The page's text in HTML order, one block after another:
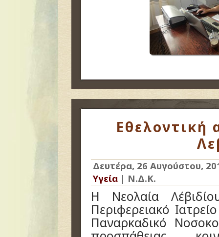
Εθελοντική
Δευτέρα, 26 Αυγούστου,
Υγεία | Ν.Δ.Κ.
Η Νεολαία
Περιφερειακό
Παναρκαδικό